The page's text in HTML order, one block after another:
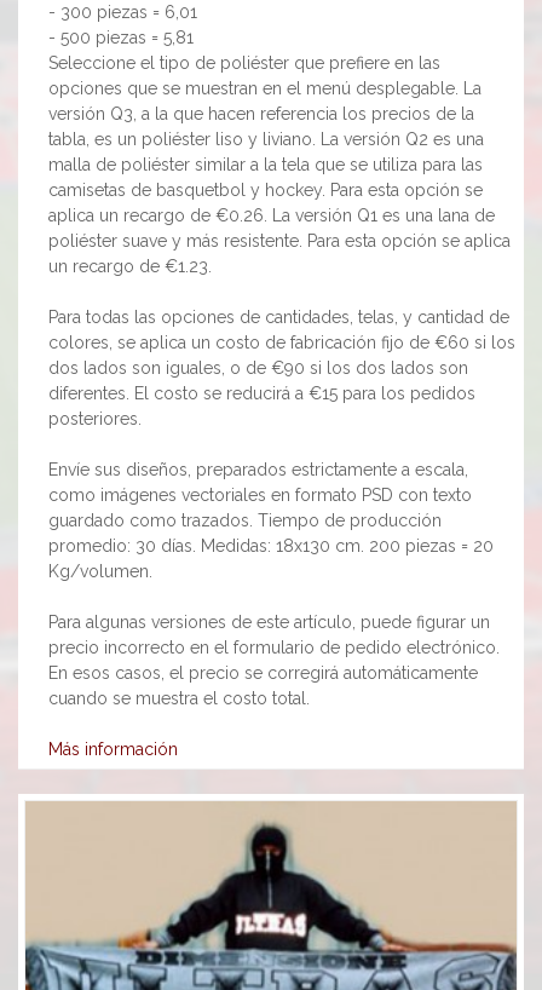
- 300 piezas = 6,01
- 500 piezas = 5,81
Seleccione el tipo de poliéster que prefiere en las
opciones que se muestran en el menú desplegable. La
versión Q3, a la que hacen referencia los precios de la
tabla, es un poliéster liso y liviano. La versión Q2 es una
malla de poliéster similar a la tela que se utiliza para las
camisetas de basquetbol y hockey. Para esta opción se
aplica un recargo de €0.26. La versión Q1 es una lana de
poliéster suave y más resistente. Para esta opción se aplica
un recargo de €1.23.
Para todas las opciones de cantidades, telas, y cantidad de
colores, se aplica un costo de fabricación fijo de €60 si los
dos lados son iguales, o de €90 si los dos lados son
diferentes. El costo se reducirá a €15 para los pedidos
posteriores.
Envíe sus diseños, preparados estrictamente a escala,
como imágenes vectoriales en formato PSD con texto
guardado como trazados. Tiempo de producción
promedio: 30 días. Medidas: 18x130 cm. 200 piezas = 20
Kg/volumen.
Para algunas versiones de este artículo, puede figurar un
precio incorrecto en el formulario de pedido electrónico.
En esos casos, el precio se corregirá automáticamente
cuando se muestra el costo total.
Más información